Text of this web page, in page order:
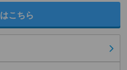
こちら